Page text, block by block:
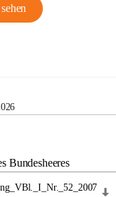
Bundesheeres